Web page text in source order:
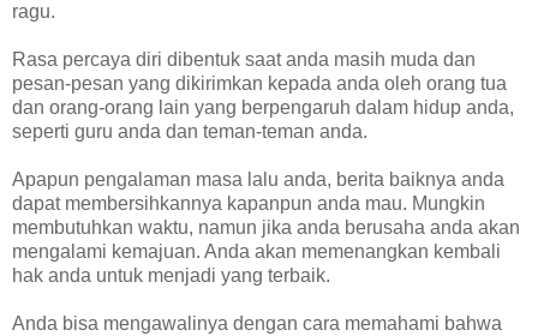
ragu.
Rasa percaya diri dibentuk saat anda masih muda dan
pesan-pesan yang dikirimkan kepada anda oleh orang tua
dan orang-orang lain yang berpengaruh dalam hidup anda,
seperti guru anda dan teman-teman anda.
Apapun pengalaman masa lalu anda, berita baiknya anda
dapat membersihkannya kapanpun anda mau. Mungkin
membutuhkan waktu, namun jika anda berusaha anda akan
mengalami kemajuan. Anda akan memenangkan kembali
hak anda untuk menjadi yang terbaik.
Anda bisa mengawalinya dengan cara memahami bahwa